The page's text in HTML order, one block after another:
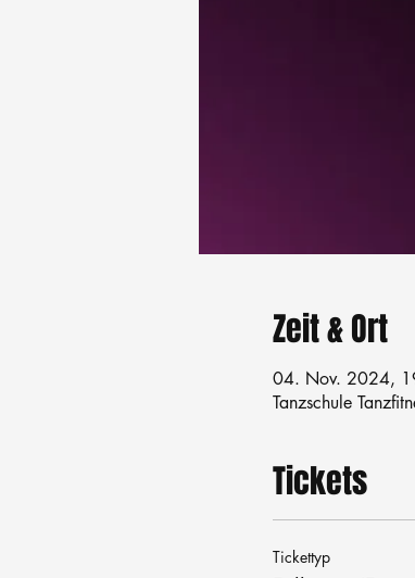
Zeit & Ort
04. Nov. 2024,
Tanzschule
Tickets
Tickettyp